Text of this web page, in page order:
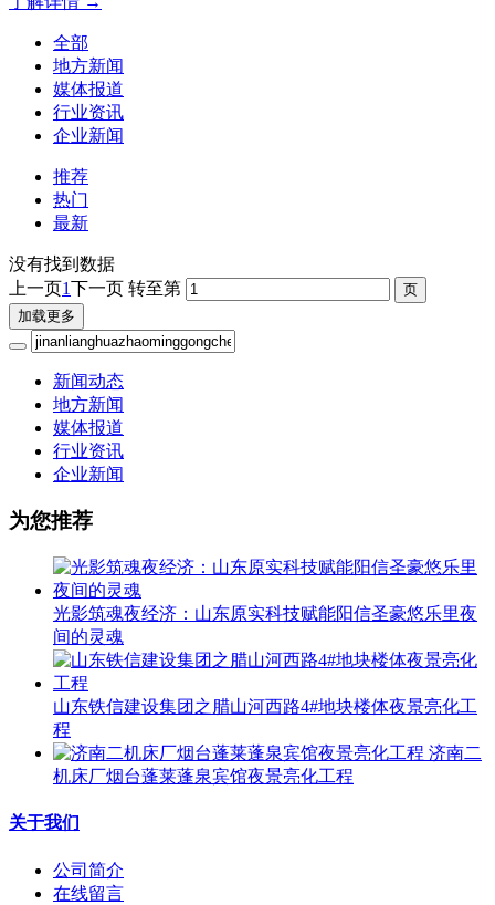
全部
地方新闻
媒体报道
行业资讯
企业新闻
推荐
热门
最新
没有找到数据
上一页1下一页 转至第
加载更多
新闻动态
地方新闻
媒体报道
行业资讯
企业新闻
为您推荐
光影筑魂夜经济：山东原实科技赋能阳信圣豪悠乐里夜
间的灵魂
山东铁信建设集团之腊山河西路4#地块楼体夜景亮化工
程
济南二
机床厂烟台蓬莱蓬泉宾馆夜景亮化工程
关于我们
公司简介
在线留言